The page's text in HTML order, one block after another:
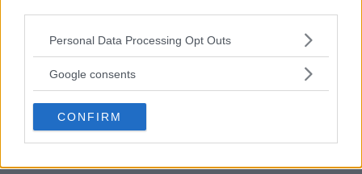
Please note that this website/app uses one or more Google
not limited to your visit or usage behaviour. You may click to
use your data for below specified purposes in below Google
consent section.
Personal Data Processing Opt Outs
Google consents
CONFIRM
Dolby Vision 2 lanseras –
nästa generation HDR
ger bättre bild